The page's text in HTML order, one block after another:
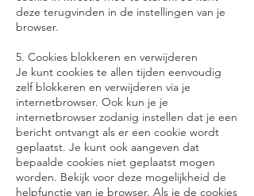
deze terugvinden in de instellingen van je
browser.
5. Cookies blokkeren en verwijderen
Je kunt cookies te allen tijden eenvoudig
zelf blokkeren en verwijderen via je
internetbrowser. Ook kun je je
internetbrowser zodanig instellen dat je een
bericht ontvangt als er een cookie wordt
geplaatst. Je kunt ook aangeven dat
bepaalde cookies niet geplaatst mogen
worden. Bekijk voor deze mogelijkheid de
helpfunctie van je browser. Als je de cookies